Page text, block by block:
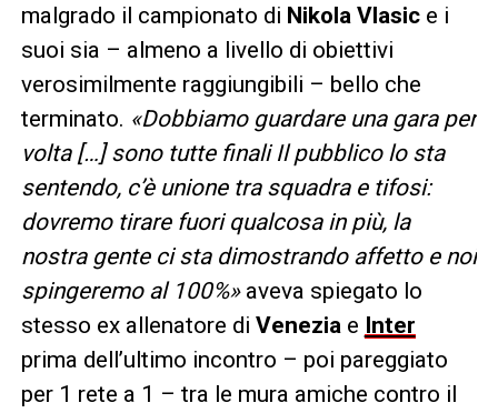
malgrado il campionato di Nikola Vlasic e i
suoi sia – almeno a livello di obiettivi
verosimilmente raggiungibili – bello che
terminato. «Dobbiamo guardare una gara per
volta […] sono tutte finali Il pubblico lo sta
sentendo, c’è unione tra squadra e tifosi:
dovremo tirare fuori qualcosa in più, la
nostra gente ci sta dimostrando affetto e noi
spingeremo al 100%» aveva spiegato lo
stesso ex allenatore di Venezia e Inter
prima dell’ultimo incontro – poi pareggiato
per 1 rete a 1 – tra le mura amiche contro il